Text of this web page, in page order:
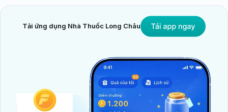
Tải ứng dụng Nhà Thuốc Long Châu